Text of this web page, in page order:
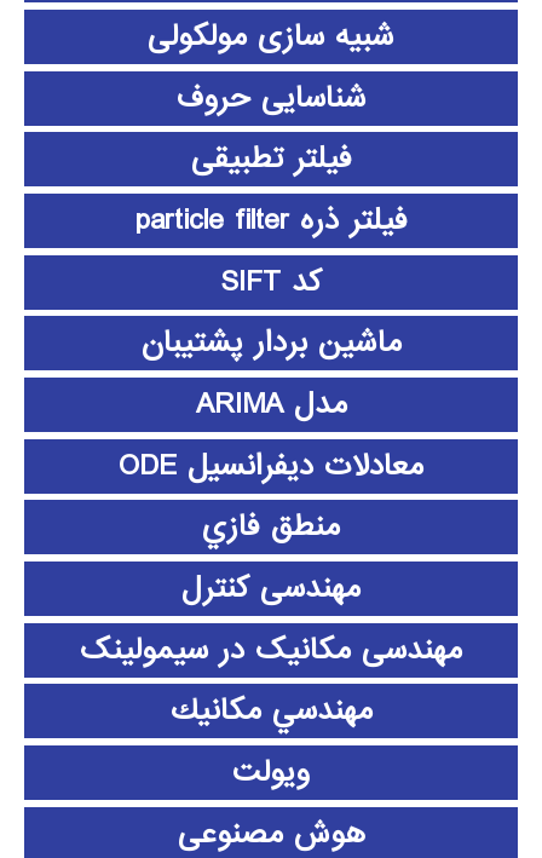
شبیه سازی مولکولی
شناسایی حروف
فیلتر تطبیقی
فیلتر ذره particle filter
کد SIFT
ماشین بردار پشتیبان
مدل ARIMA
معادلات دیفرانسیل ODE
منطق فازي
مهندسی کنترل
مهندسی مکانیک در سیمولینک
مهندسي مكانيك
ویولت
هوش مصنوعی